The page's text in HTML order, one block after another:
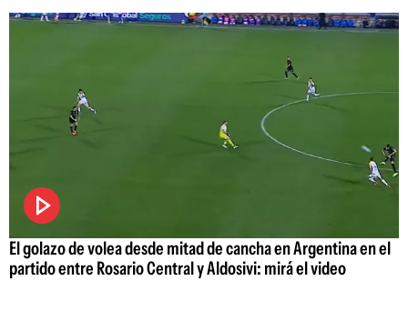
El golazo de volea desde mitad de cancha en Argentina en el
partido entre Rosario Central y Aldosivi: mirá el video